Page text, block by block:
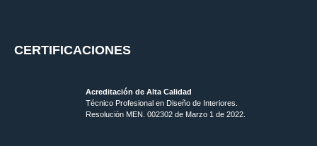
CERTIFICACIONES
Acreditación de Alta Calidad
Técnico Profesional en Diseño de Interiores.
Resolución MEN. 002302 de Marzo 1 de 2022.